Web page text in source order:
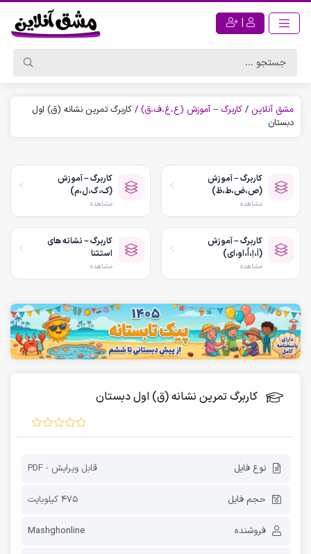
|
مشق آنلاین / کاربرگ – آموزش (ع،غ،ف،ق) / کاربرگ تمرین نشانه (ق) اول
دبستان
کاربرگ – آموزش
(ص،ض،ط،ظ)
مشاهده
کاربرگ – آموزش
(ک،گ،ل،م)
مشاهده
کاربرگ – آموزش
(اَ،اِ،اُ،او،ای)
مشاهده
کاربرگ – نشانه های
استثنا
مشاهده
کاربرگ تمرین نشانه (ق) اول دبستان
نوع فایل قابل ویرایش - PDF
حجم فایل 475 کیلوبایت
فروشنده Mashghonline